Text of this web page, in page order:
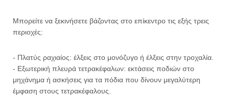
Μπορείτε να ξεκινήσετε βάζοντας στο επίκεντρο τις εξής τρεις
περιοχές:
- Πλατύς ραχιαίος: έλξεις στο μονόζυγο ή έλξεις στην τροχαλία.
- Εξωτερική πλευρά τετρακέφαλων: εκτάσεις ποδιών στο
μηχάνημα ή ασκήσεις για τα πόδια που δίνουν μεγαλύτερη
έμφαση στους τετρακέφαλους.